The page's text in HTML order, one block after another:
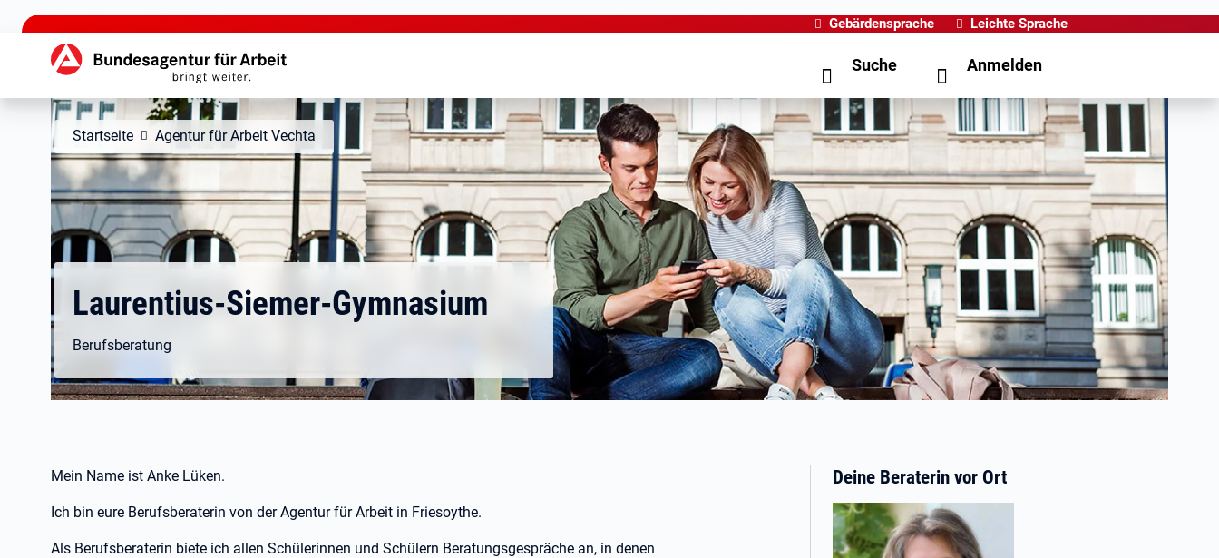
zu den Hauptinhalten springen
Gebärdensprache Leichte Sprache
Hauptnavigation Suche Anmelden
Startseite Agentur für Arbeit Vechta
Laurentius-Siemer-Gymnasium
Berufsberatung
Mein Name ist Anke Lüken.
Ich bin eure Berufsberaterin von der Agentur für Arbeit in Friesoythe.
Als Berufsberaterin biete ich allen Schülerinnen und Schülern Beratungsgespräche an, in denen
Deine Beraterin vor Ort